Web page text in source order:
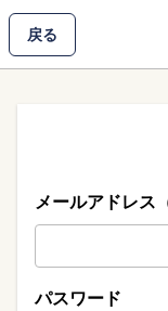
戻る
メールアドレス
パスワード